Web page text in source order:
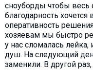
сноуборды чтобы весь
благодарность
оперативность
хозяевам мы быстро
у нас сломалась
душ. На следующий
заменили. В другой